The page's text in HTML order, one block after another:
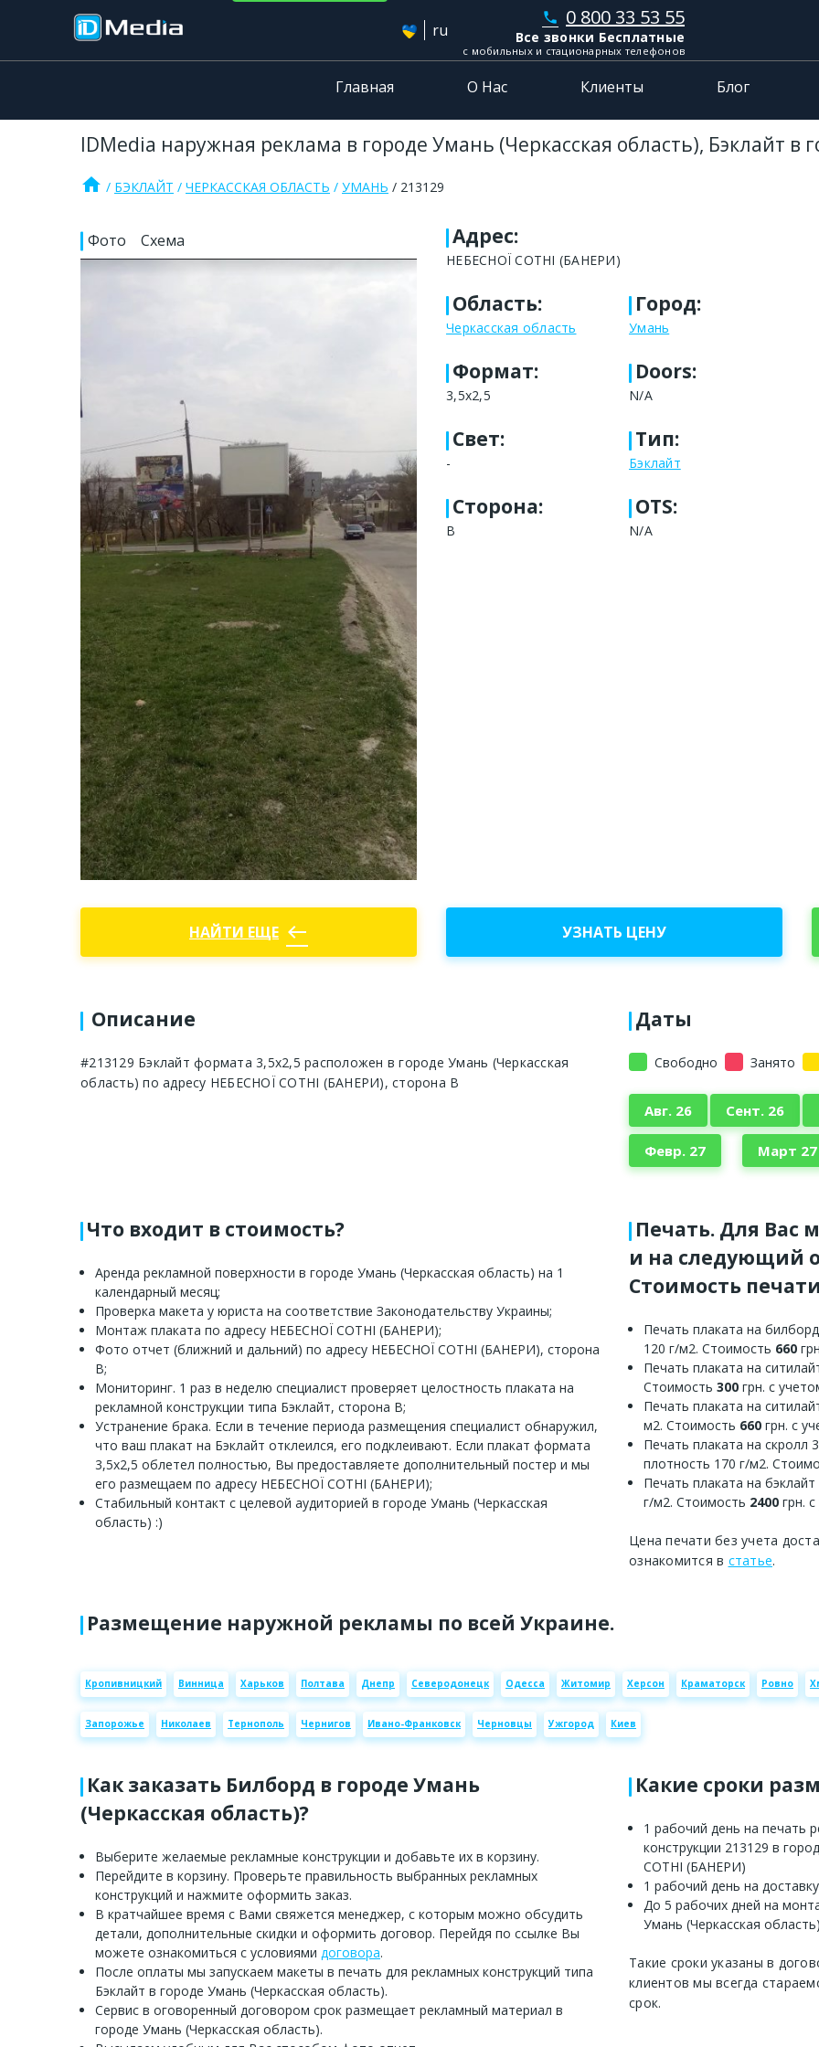
ru
phone 0 800 33 53 55
Все звонки Бесплатные
с мобильных и стационарных телефонов
Главная О Нас Клиенты Блог
IDMedia наружная реклама в городе Умань (Черкасская область), Бэклайт в
home БЭКЛАЙТ ЧЕРКАССКАЯ ОБЛАСТЬ УМАНЬ 213129
Фото Схема Адрес:
НЕБЕСНОЇ СОТНІ (БАНЕРИ)
Область:
Черкасская область
Город:
Умань
Формат:
3,5х2,5
Doors:
N/A
Свет:
-
Тип:
Бэклайт
Сторона:
В
OTS:
N/A
НАЙТИ ЕЩЕ west УЗНАТЬ ЦЕНУ
Описание
#213129 Бэклайт формата 3,5х2,5 расположен в городе Умань (Черкасская
область) по адресу НЕБЕСНОЇ СОТНІ (БАНЕРИ), сторона В
Даты
Свободно Занято
Авг. 26 Сент. 26
Февр. 27 Март 27
Что входит в стоимость?
Аренда рекламной поверхности в городе Умань (Черкасская область) на 1
календарный месяц;
Проверка макета у юриста на соответствие Законодательству Украины;
Монтаж плаката по адресу НЕБЕСНОЇ СОТНІ (БАНЕРИ);
Фото отчет (ближний и дальний) по адресу НЕБЕСНОЇ СОТНІ (БАНЕРИ), сторона
В;
Мониторинг. 1 раз в неделю специалист проверяет целостность плаката на
рекламной конструкции типа Бэклайт, сторона В;
Устранение брака. Если в течение периода размещения специалист обнаружил,
что ваш плакат на Бэклайт отклеился, его подклеивают. Если плакат формата
3,5х2,5 облетел полностью, Вы предоставляете дополнительный постер и мы
его размещаем по адресу НЕБЕСНОЇ СОТНІ (БАНЕРИ);
Стабильный контакт с целевой аудиторией в городе Умань (Черкасская
область) :)
Печать. Для Вас
и на следующий
Стоимость
Печать плаката на
120 г/м2. Стоимость 660
Печать плаката на
Стоимость 300 грн. с
Печать плаката на
м2. Стоимость 660 грн. с
Печать плаката на скролл
плотность 170 г/м2.
Печать плаката на
г/м2. Стоимость 2400 грн.
Цена печати без учета
ознакомится в статье.
Размещение наружной рекламы по всей Украине.
Кропивницкий Винница Харьков Полтава Днепр Северодонецк Одесса Житомир Херсон Краматорск Ровно
Запорожье Николаев Тернополь Чернигов Ивано-Франковск Черновцы Ужгород Киев
Как заказать Билборд в городе Умань
(Черкасская область)?
Выберите желаемые рекламные конструкции и добавьте их в корзину.
Перейдите в корзину. Проверьте правильность выбранных рекламных
конструкций и нажмите оформить заказ.
В кратчайшее время с Вами свяжется менеджер, с которым можно обсудить
детали, дополнительные скидки и оформить договор. Перейдя по ссылке Вы
можете ознакомиться с условиями договора.
После оплаты мы запускаем макеты в печать для рекламных конструкций типа
Бэклайт в городе Умань (Черкасская область).
Сервис в оговоренный договором срок размещает рекламный материал в
городе Умань (Черкасская область).
Какие сроки
1 рабочий день на печать
конструкции 213129 в
СОТНІ (БАНЕРИ)
1 рабочий день на
До 5 рабочих дней на
Умань (Черкасская
Такие сроки указаны в
клиентов мы всегда
срок.